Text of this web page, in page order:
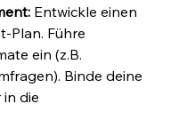
Entwickle einen
Plan. Führe
ein (z.B.
Binde deine
die